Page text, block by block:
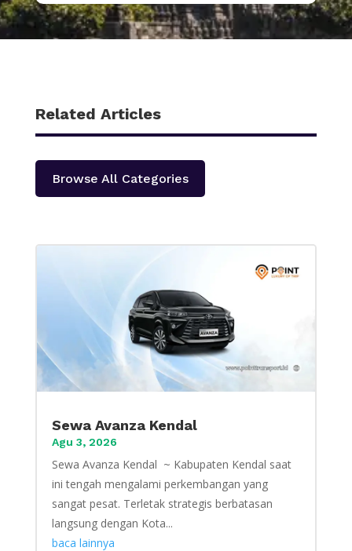
Related Articles
Browse All Categories
Sewa Avanza Kendal
Agu 3, 2026
Sewa Avanza Kendal ~ Kabupaten Kendal saat
ini tengah mengalami perkembangan yang
sangat pesat. Terletak strategis berbatasan
langsung dengan Kota...
baca lainnya